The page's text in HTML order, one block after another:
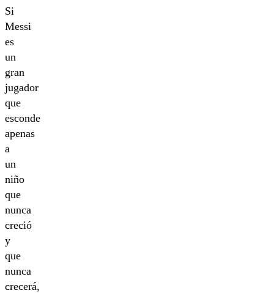
Si
Messi
es
un
gran
jugador
que
esconde
apenas
a
un
niño
que
nunca
creció
y
que
nunca
crecerá,